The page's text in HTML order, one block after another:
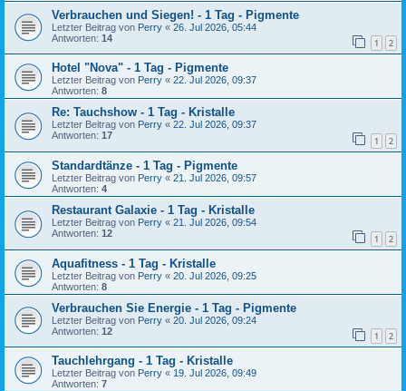
Verbrauchen und Siegen! - 1 Tag - Pigmente
Letzter Beitrag von Perry « 26. Jul 2026, 05:44
Antworten: 14 1 2
Hotel "Nova" - 1 Tag - Pigmente
Letzter Beitrag von Perry « 22. Jul 2026, 09:37
Antworten: 8
Re: Tauchshow - 1 Tag - Kristalle
Letzter Beitrag von Perry « 22. Jul 2026, 09:37
Antworten: 17 1 2
Standardtänze - 1 Tag - Pigmente
Letzter Beitrag von Perry « 21. Jul 2026, 09:57
Antworten: 4
Restaurant Galaxie - 1 Tag - Kristalle
Letzter Beitrag von Perry « 21. Jul 2026, 09:54
Antworten: 12 1 2
Aquafitness - 1 Tag - Kristalle
Letzter Beitrag von Perry « 20. Jul 2026, 09:25
Antworten: 8
Verbrauchen Sie Energie - 1 Tag - Pigmente
Letzter Beitrag von Perry « 20. Jul 2026, 09:24
Antworten: 12 1 2
Tauchlehrgang - 1 Tag - Kristalle
Letzter Beitrag von Perry « 19. Jul 2026, 09:49
Antworten: 7